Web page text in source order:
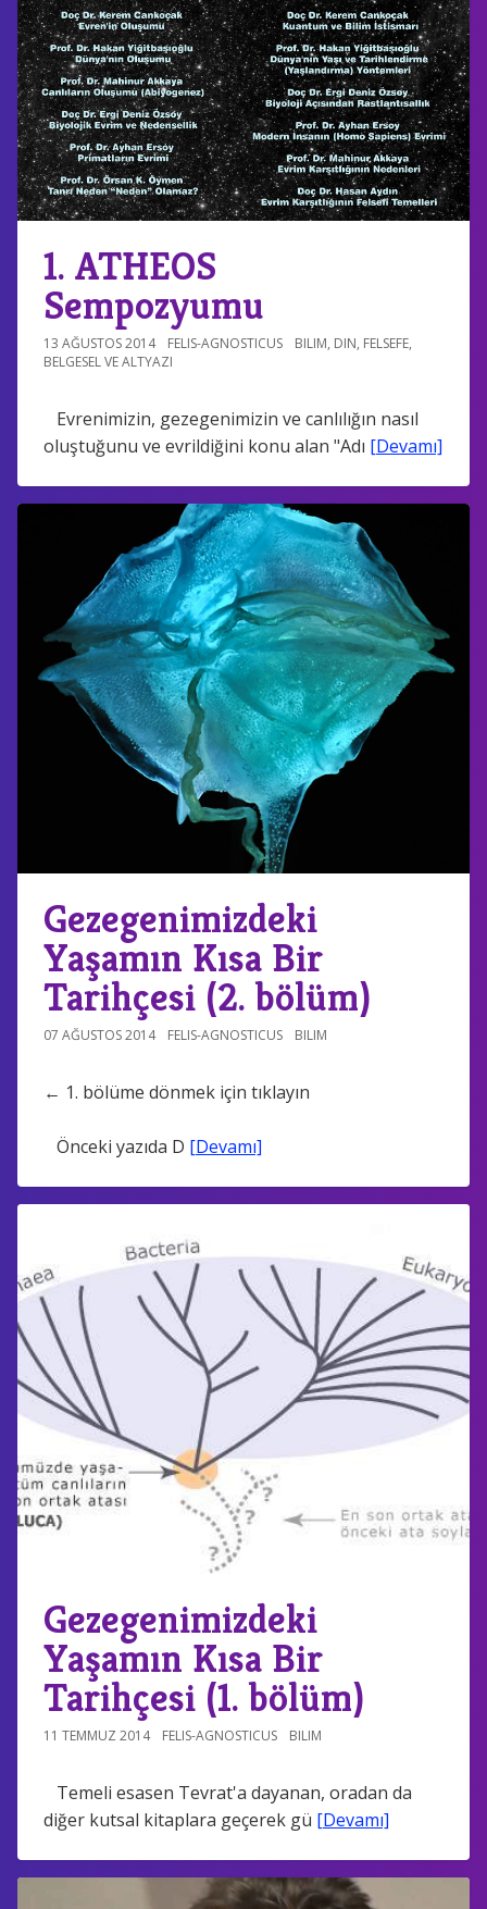
1. ATHEOS
Sempozyumu
13 AĞUSTOS 2014 FELIS-AGNOSTICUS BILIM, DIN, FELSEFE,
BELGESEL VE ALTYAZI
Evrenimizin, gezegenimizin ve canlılığın nasıl
oluştuğunu ve evrildiğini konu alan "Adı [Devamı]
Gezegenimizdeki
Yaşamın Kısa Bir
Tarihçesi (2. bölüm)
07 AĞUSTOS 2014 FELIS-AGNOSTICUS BILIM
← 1. bölüme dönmek için tıklayın
Önceki yazıda D [Devamı]
Gezegenimizdeki
Yaşamın Kısa Bir
Tarihçesi (1. bölüm)
11 TEMMUZ 2014 FELIS-AGNOSTICUS BILIM
Temeli esasen Tevrat'a dayanan, oradan da
diğer kutsal kitaplara geçerek gü [Devamı]